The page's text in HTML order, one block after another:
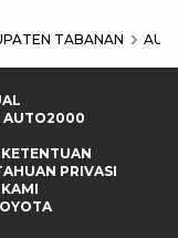
TABANAN
AUTO2000
PRIVASI